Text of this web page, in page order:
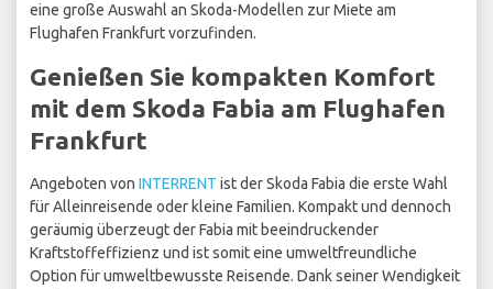
eine große Auswahl an Skoda-Modellen zur Miete am
Flughafen Frankfurt vorzufinden.
Genießen Sie kompakten Komfort
mit dem Skoda Fabia am Flughafen
Frankfurt
Angeboten von INTERRENT ist der Skoda Fabia die erste Wahl
für Alleinreisende oder kleine Familien. Kompakt und dennoch
geräumig überzeugt der Fabia mit beeindruckender
Kraftstoffeffizienz und ist somit eine umweltfreundliche
Option für umweltbewusste Reisende. Dank seiner Wendigkeit